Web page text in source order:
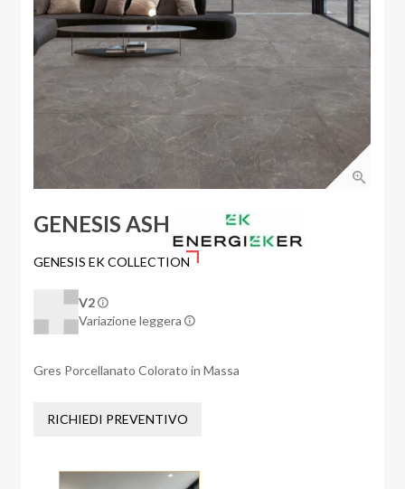
GENESIS ASH
GENESIS EK COLLECTION
V2
Variazione leggera
Gres Porcellanato Colorato in Massa
RICHIEDI PREVENTIVO